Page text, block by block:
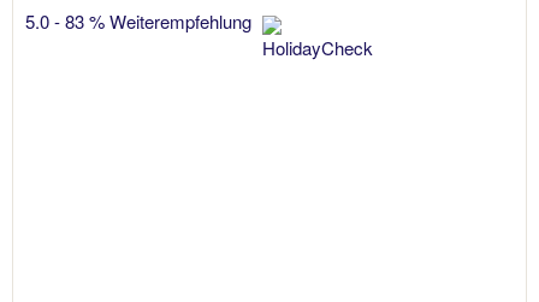
5.0 - 83 % Weiterempfehlung